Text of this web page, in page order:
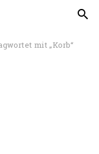
search
mit „Korb“